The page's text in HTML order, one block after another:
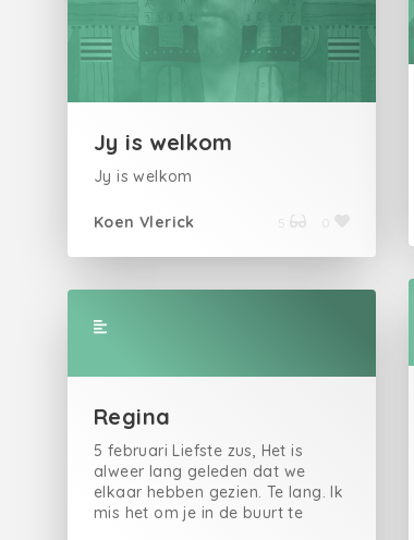
Jy is welkom
Jy is welkom
Koen Vlerick 5
Regina
5 februari Liefste zus, Het is
alweer lang geleden dat we
elkaar hebben gezien. Te lang. Ik
mis het om je in de buurt te